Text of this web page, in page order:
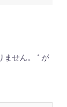
せん。 * が